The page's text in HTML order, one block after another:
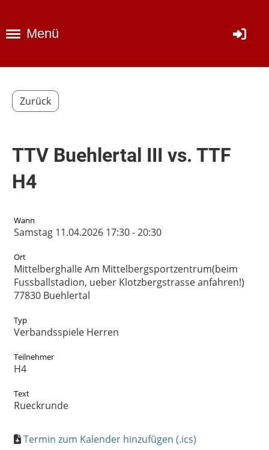
Menü
Zurück
TTV Buehlertal III vs. TTF
H4
Wann
Samstag 11.04.2026 17:30 - 20:30
Ort
Mittelberghalle Am Mittelbergsportzentrum(beim
Fussballstadion, ueber Klotzbergstrasse anfahren!)
77830 Buehlertal
Typ
Verbandsspiele Herren
Teilnehmer
H4
Text
Rueckrunde
Termin zum Kalender hinzufügen (.ics)